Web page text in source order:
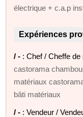
électrique + c.a.p
Expériences
/ - : Chef / Cheffe
castorama
matériaux
bâti matériaux
/ - : Vendeur /